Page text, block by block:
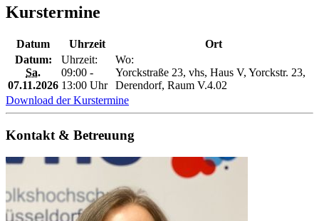
Kurstermine
Datum Uhrzeit
Ort
Datum:
Sa.
07.11.2026
Uhrzeit:
09:00 -
13:00 Uhr
Wo:
Yorckstraße 23, vhs, Haus V, Yorckstr. 23,
Derendorf, Raum V.4.02
Download der Kurstermine
Kontakt & Betreuung